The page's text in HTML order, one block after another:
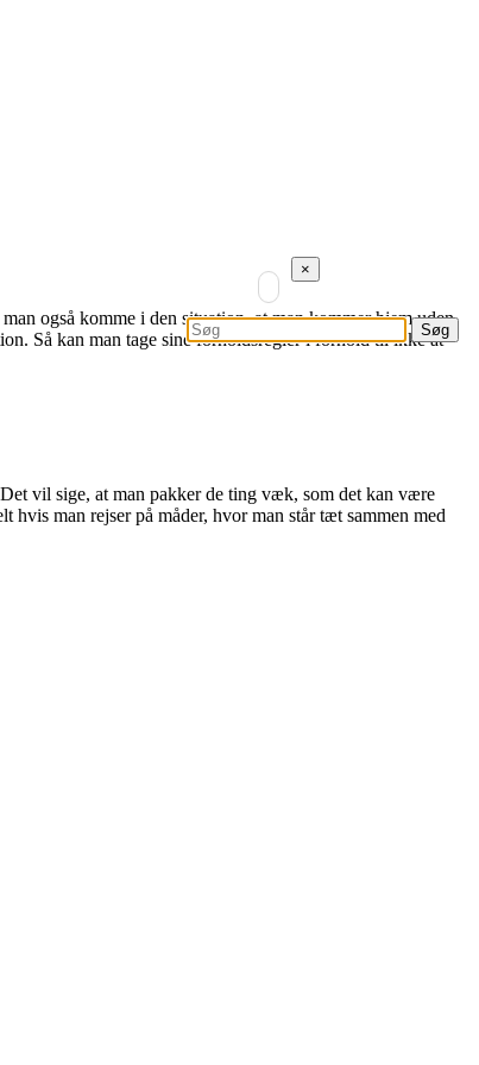
×
også komme i den situation, at man kommer hjem uden
Så kan man tage sine forholdsregler i forhold til ikke at
vil sige, at man pakker de ting væk, som det kan være
hvis man rejser på måder, hvor man står tæt sammen med